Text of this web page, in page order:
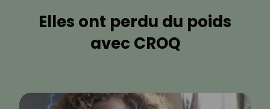
Elles ont perdu du poids
avec CROQ